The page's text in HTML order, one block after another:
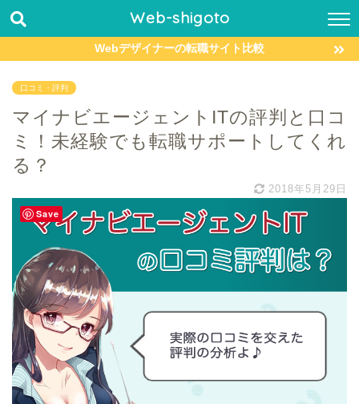
Web-shigoto
Webデザイナーの転職サイト比較
口コミ・評判
マイナビエージェントITの評判と口コ
ミ！未経験でも転職サポートしてくれ
る？
2018年5月29日
Save